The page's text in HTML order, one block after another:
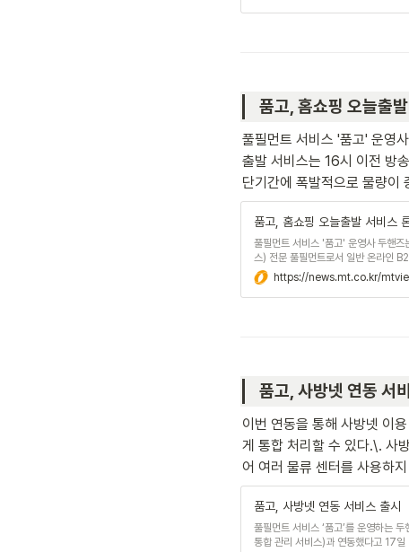
품고, 홈쇼핑 오늘출
풀필먼트 서비스 '품고' 운영
출발 서비스는 16시 이전 방
단기간에 폭발적으로 물량이
품고, 홈쇼핑 오늘출발 서비스
풀필먼트 서비스 '품고' 운영사 두핸
스) 전문 풀필먼트로서 일반 온라인
리를 전방위적으로 지원했으나 홈쇼
만족도...
https://news.mt.co.kr/
품고, 사방넷 연동
이번 연동을 통해 사방넷 이
게 통합 처리할 수 있다.\. 사
어 여러 물류 센터를 사용하
품고, 사방넷 연동 서비스 출시
풀필먼트 서비스 ‘품고’를 운영하는
통합 관리 서비스)과 연동했다고 17일